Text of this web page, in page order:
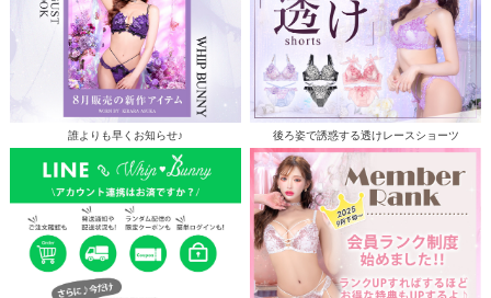
誰よりも早くお知らせ♪ 後ろ姿で誘惑する透けレースショーツ